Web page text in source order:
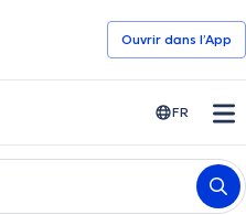
Ouvrir dans l’App
FR